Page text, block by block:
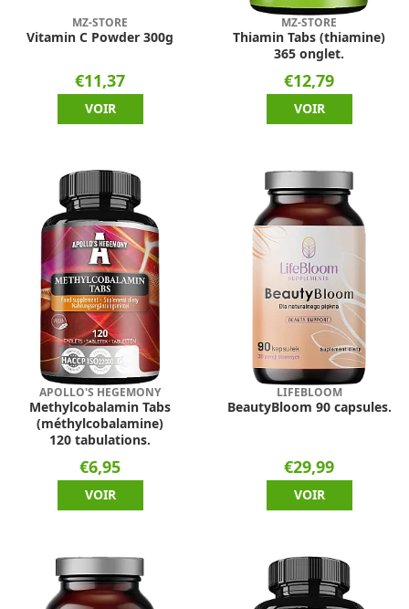
MZ-STORE
Vitamin C Powder 300g
€11,37
VOIR
MZ-STORE
Thiamin Tabs (thiamine)
365 onglet.
€12,79
VOIR
APOLLO'S HEGEMONY
Methylcobalamin Tabs
(méthylcobalamine)
120 tabulations.
€6,95
VOIR
LIFEBLOOM
BeautyBloom 90 capsules.
€29,99
VOIR